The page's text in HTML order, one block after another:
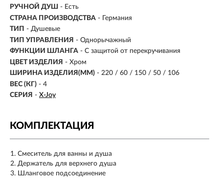
РУЧНОЙ ДУШ - Есть
СТРАНА ПРОИЗВОДСТВА - Германия
ТИП - Душевые
ТИП УПРАВЛЕНИЯ - Однорычажный
ФУНКЦИИ ШЛАНГА - С защитой от перекручивания
ЦВЕТ ИЗДЕЛИЯ - Хром
ШИРИНА ИЗДЕЛИЯ(ММ) - 220 / 60 / 150 / 50 / 106
ВЕС (КГ) - 4
СЕРИЯ - X-Joy
КОМПЛЕКТАЦИЯ
Смеситель для ванны и душа
Держатель для верхнего душа
Шланговое подсоединение